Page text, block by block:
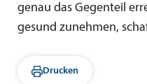
genau das Gegenteil
gesund zunehmen,
Drucken